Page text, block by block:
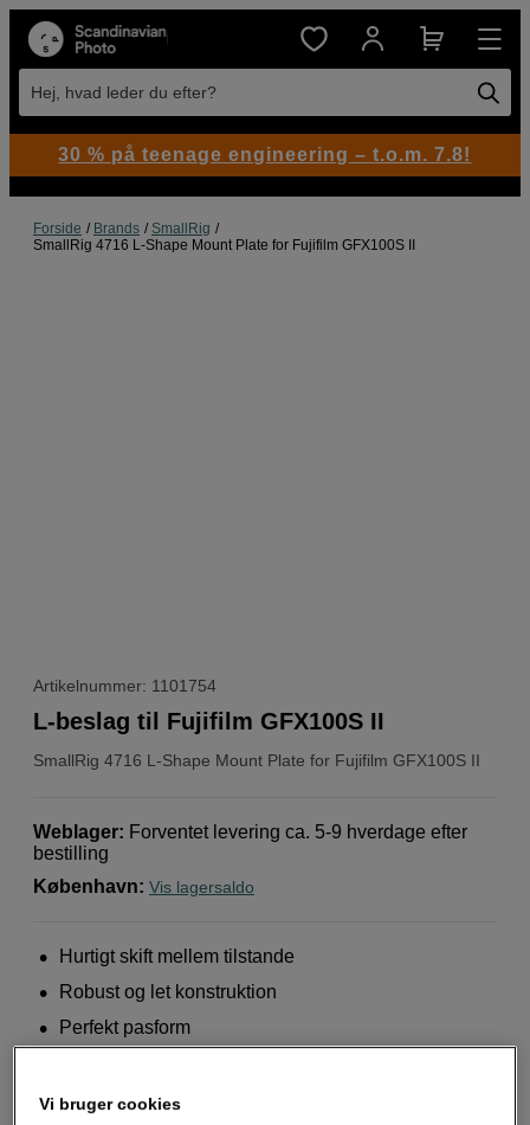
Hej, hvad leder du efter?
Forside Brands
SmallRig
SmallRig 4716 L-Shape Mount Plate for Fujifilm GFX100S II
Artikelnummer: 1101754
SmallRig 4716 L-Shape Mount Plate for Fujifilm GFX100S II
L-beslag til Fujifilm GFX100S II
Weblager: Forventet levering ca. 5-9 hverdage efter
bestilling
København: Vis lagersaldo
Hurtigt skift mellem tilstande
Robust og let konstruktion
Perfekt pasform
30 % på teenage engineering – t.o.m. 7.8!
Vi bruger cookies